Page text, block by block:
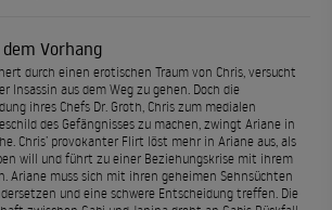
Vorhang
durch einen erotischen Traum von Chris, versucht
Insassin aus dem Weg zu gehen. Doch die
ihres Chefs Dr. Groth, Chris zum medialen
des Gefängnisses zu machen, zwingt Ariane in
Chris’ provokanter Flirt löst mehr in Ariane aus, als
will und führt zu einer Beziehungskrise mit ihrem
Ariane muss sich mit ihren geheimen Sehnsüchten
und eine schwere Entscheidung treffen. Die